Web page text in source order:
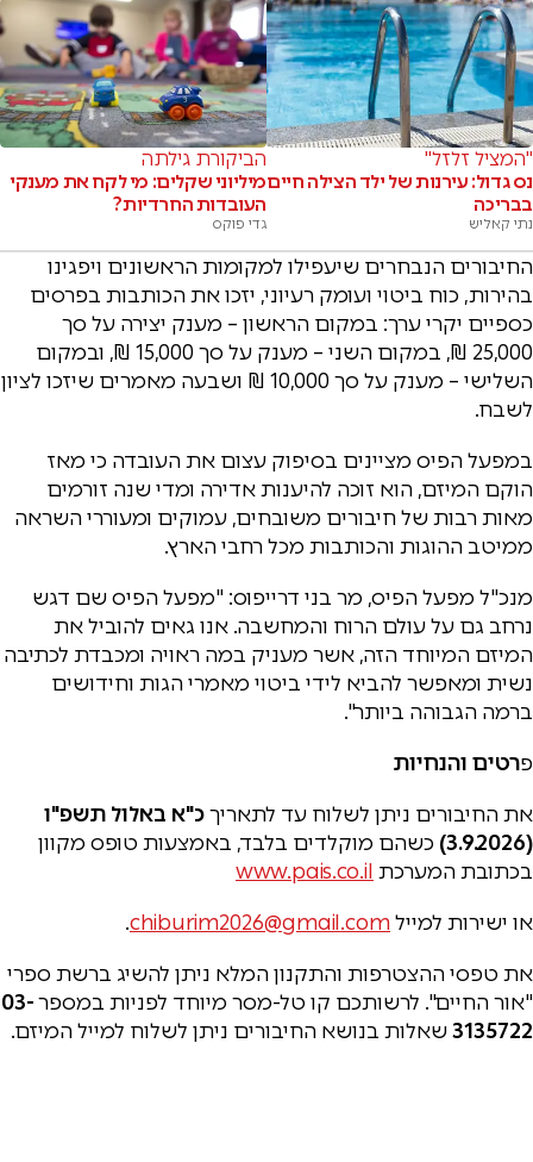
"המציל זלזל"
נס גדול: עירנות של ילד הצילה חיים
בבריכה
נתי קאליש
הביקורת גילתה
מיליוני שקלים: מי לקח את מענקי
העובדות החרדיות?
גדי פוקס
החיבורים הנבחרים שיעפילו למקומות הראשונים ויפגינו
בהירות, כוח ביטוי ועומק רעיוני, יזכו את הכותבות בפרסים
כספיים יקרי ערך: במקום הראשון – מענק יצירה על סך
25,000 ₪, במקום השני – מענק על סך 15,000 ₪, ובמקום
השלישי – מענק על סך 10,000 ₪ ושבעה מאמרים שיזכו לציון
לשבח.
במפעל הפיס מציינים בסיפוק עצום את העובדה כי מאז
הוקם המיזם, הוא זוכה להיענות אדירה ומדי שנה זורמים
מאות רבות של חיבורים משובחים, עמוקים ומעוררי השראה
ממיטב ההוגות והכותבות מכל רחבי הארץ.
מנכ"ל מפעל הפיס, מר בני דרייפוס: "מפעל הפיס שם דגש
נרחב גם על עולם הרוח והמחשבה. אנו גאים להוביל את
המיזם המיוחד הזה, אשר מעניק במה ראויה ומכבדת לכתיבה
נשית ומאפשר להביא לידי ביטוי מאמרי הגות וחידושים
ברמה הגבוהה ביותר".
פרטים והנחיות
את החיבורים ניתן לשלוח עד לתאריךכ"א באלול תשפ"ו
(3.9.2026)
כשהם מוקלדים בלבד, באמצעות טופס מקוון
בכתובת המערכת www.pais.co.il
או ישירות למייל chiburim2026@gmail.com
.
את טפסי ההצטרפות והתקנון המלא ניתן להשיג ברשת ספרי
"אור החיים". לרשותכם קו טל-מסר מיוחד לפניות במספר03-
3135722שאלות בנושא החיבורים ניתן לשלוח למייל המיזם.